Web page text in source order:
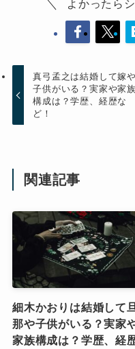
よかったら
真弓孟之は結婚して嫁や
子供がいる？実家や家族
構成は？学歴、経歴な
ど！
関連記事
細木かおりは結婚して
那や子供がいる？実家
家族構成は？学歴、経